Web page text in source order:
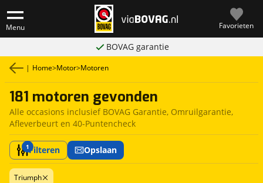
Menu Favorieten
BOVAG garantie
| Home>Motor>Motoren
181 motoren gevonden
Alle occasions inclusief BOVAG Garantie, Omruilgarantie,
Afleverbeurt en 40-Puntencheck
1Filteren Opslaan
Triumph